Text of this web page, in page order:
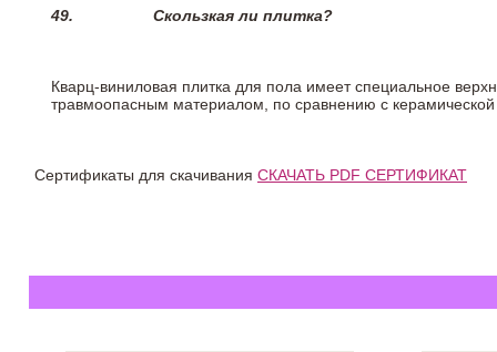
49. Скользкая ли плитка?
Кварц-виниловая плитка для пола имеет специальное
травмоопасным материалом, по сравнению с
Сертификаты для скачивания СКАЧАТЬ PDF СЕРТИФИКАТ